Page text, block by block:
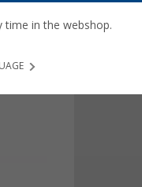
Longueur
time in the webshop.